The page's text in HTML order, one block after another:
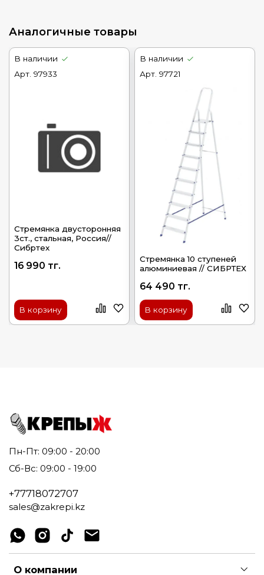
Аналогичные товары
В наличии
Арт. 97933
Стремянка двусторонняя
3ст., стальная, Россия//
Сибртех
16 990 тг.
В корзину
В наличии
Арт. 97721
Стремянка 10 ступеней
алюминиевая // СИБРТЕХ
64 490 тг.
В корзину
Пн-Пт: 09:00 - 20:00
Сб-Вс: 09:00 - 19:00
+77718072707
sales@zakrepi.kz
О компании